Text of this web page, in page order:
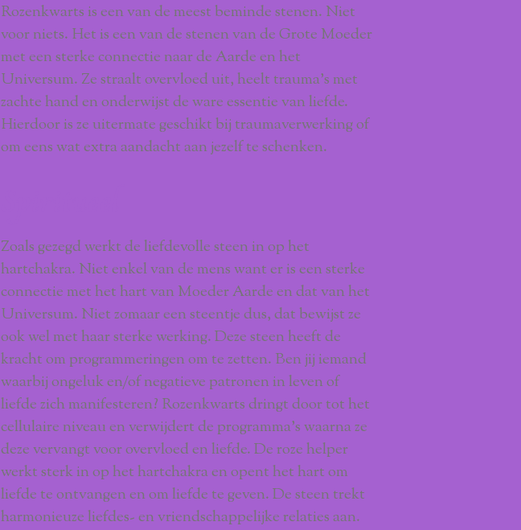
Rozenkwarts is een van de meest beminde stenen. Niet
voor niets. Het is een van de stenen van de Grote Moeder
met een sterke connectie naar de Aarde en het
Universum. Ze straalt overvloed uit, heelt trauma’s met
zachte hand en onderwijst de ware essentie van liefde.
Hierdoor is ze uitermate geschikt bij traumaverwerking of
om eens wat extra aandacht aan jezelf te schenken.
Zoals gezegd werkt de liefdevolle steen in op het
hartchakra. Niet enkel van de mens want er is een sterke
connectie met het hart van Moeder Aarde en dat van het
Universum. Niet zomaar een steentje dus, dat bewijst ze
ook wel met haar sterke werking. Deze steen heeft de
kracht om programmeringen om te zetten. Ben jij iemand
waarbij ongeluk en/of negatieve patronen in leven of
liefde zich manifesteren? Rozenkwarts dringt door tot het
cellulaire niveau en verwijdert de programma’s waarna ze
deze vervangt voor overvloed en liefde. De roze helper
werkt sterk in op het hartchakra en opent het hart om
liefde te ontvangen en om liefde te geven. De steen trekt
harmonieuze liefdes- en vriendschappelijke relaties aan.